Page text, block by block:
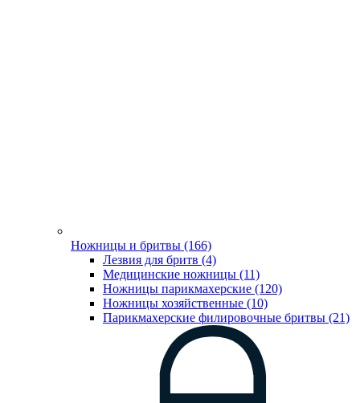
Ножницы и бритвы (166)
Лезвия для бритв (4)
Медицинские ножницы (11)
Ножницы парикмахерские (120)
Ножницы хозяйственные (10)
Парикмахерские филировочные бритвы (21)